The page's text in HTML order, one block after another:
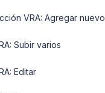
VRA: Agregar nuevo
Subir varios
Editar